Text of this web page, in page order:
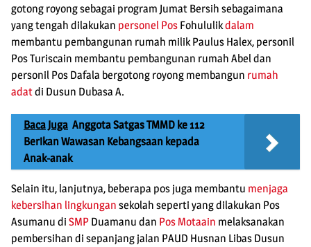
gotong royong sebagai program Jumat Bersih sebagaimana
yang tengah dilakukan personel Pos Fohululikdalam
membantu pembangunan rumah milik Paulus Halex, personil
Pos Turiscain membantu pembangunan rumah Abel dan
personil Pos Dafala bergotong royong membangun rumah
adatdi Dusun Dubasa A.
Baca Juga Anggota Satgas TMMD ke 112
Berikan Wawasan Kebangsaan kepada
Anak-anak
Selain itu, lanjutnya, beberapa pos juga membantu menjaga
kebersihan lingkungan sekolah seperti yang dilakukan Pos
Asumanu di SMP Duamanu dan Pos Motaain melaksanakan
pembersihan di sepanjang jalan PAUD Husnan Libas Dusun